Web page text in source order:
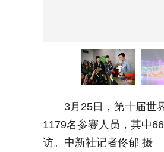
3月25日，第十届世界
1179名参赛人员，其中
访。中新社记者佟郁 摄